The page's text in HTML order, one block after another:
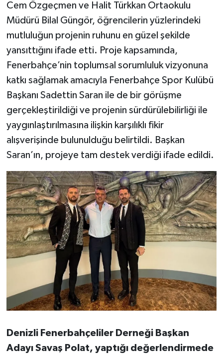
Cem Özgeçmen ve Halit Türkkan Ortaokulu
Müdürü Bilal Güngör, öğrencilerin yüzlerindeki
mutluluğun projenin ruhunu en güzel şekilde
yansıttığını ifade etti. Proje kapsamında,
Fenerbahçe’nin toplumsal sorumluluk vizyonuna
katkı sağlamak amacıyla Fenerbahçe Spor Kulübü
Başkanı Sadettin Saran ile de bir görüşme
gerçekleştirildiği ve projenin sürdürülebilirliği ile
yaygınlaştırılmasına ilişkin karşılıklı fikir
alışverişinde bulunulduğu belirtildi. Başkan
Saran’ın, projeye tam destek verdiği ifade edildi.
Denizli Fenerbahçeliler Derneği Başkan
Adayı Savaş Polat, yaptığı değerlendirmede